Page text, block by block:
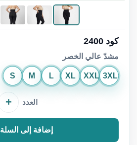
كود 2400
مشدّ عالي الخصر
S M L XL XXL 3XL
العدد +
إضافة إلى السلة